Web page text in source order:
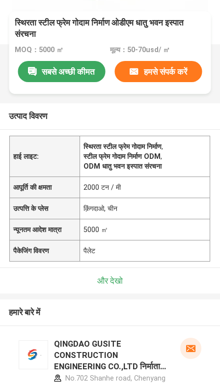
स्थिरता स्टील फ्रेम गोदाम निर्माण ओडीएम धातु भवन इस्पात
संरचना
MOQ：5000 ㎡ मूल्य：50-70usd/ ㎡
सबसे अच्छी कीमत हमसे संपर्क करें
उत्पाद विवरण
हाई लाइट:
स्थिरता स्टील फ्रेम गोदाम निर्माण,
स्टील फ्रेम गोदाम निर्माण ODM,
ODM धातु भवन इस्पात संरचना
आपूर्ति की क्षमता 2000 टन / मी
उत्पत्ति के प्लेस क़िंगदाओ, चीन
न्यूनतम आदेश मात्रा 5000 ㎡
पैकेजिंग विवरण पैलेट
और देखो
हमारे बारे में
QINGDAO GUSITE
CONSTRUCTION
ENGINEERING CO.,LTD निर्माता
प्रोफ़ाइलNo.702 Shanhe road, Chenyang